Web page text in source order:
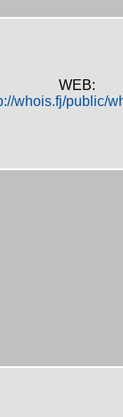
WEB:
whois.fj/public/